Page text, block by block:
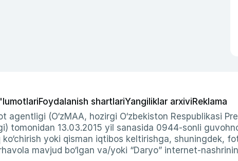
Foydalanish shartlariYangiliklar arxiviReklama
(O‘zMAA, hozirgi O‘zbekiston Respublikasi
tomonidan 13.03.2015 yil sanasida 0944-sonli
yoki qisman iqtibos keltirishga, shuningdek,
mavjud bo‘lgan va/yoki “Daryo” internet-